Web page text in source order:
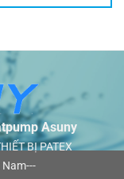
Asuny
BỊ PATEX